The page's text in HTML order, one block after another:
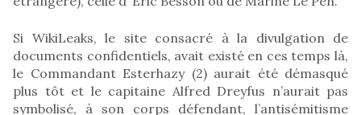
Si WikiLeaks, le site consacré à la divulgation de
documents confidentiels, avait existé en ces temps là,
le Commandant Esterhazy (2) aurait été démasqué
plus tôt et le capitaine Alfred Dreyfus n’aurait pas
symbolisé, à son corps défendant, l’antisémitisme